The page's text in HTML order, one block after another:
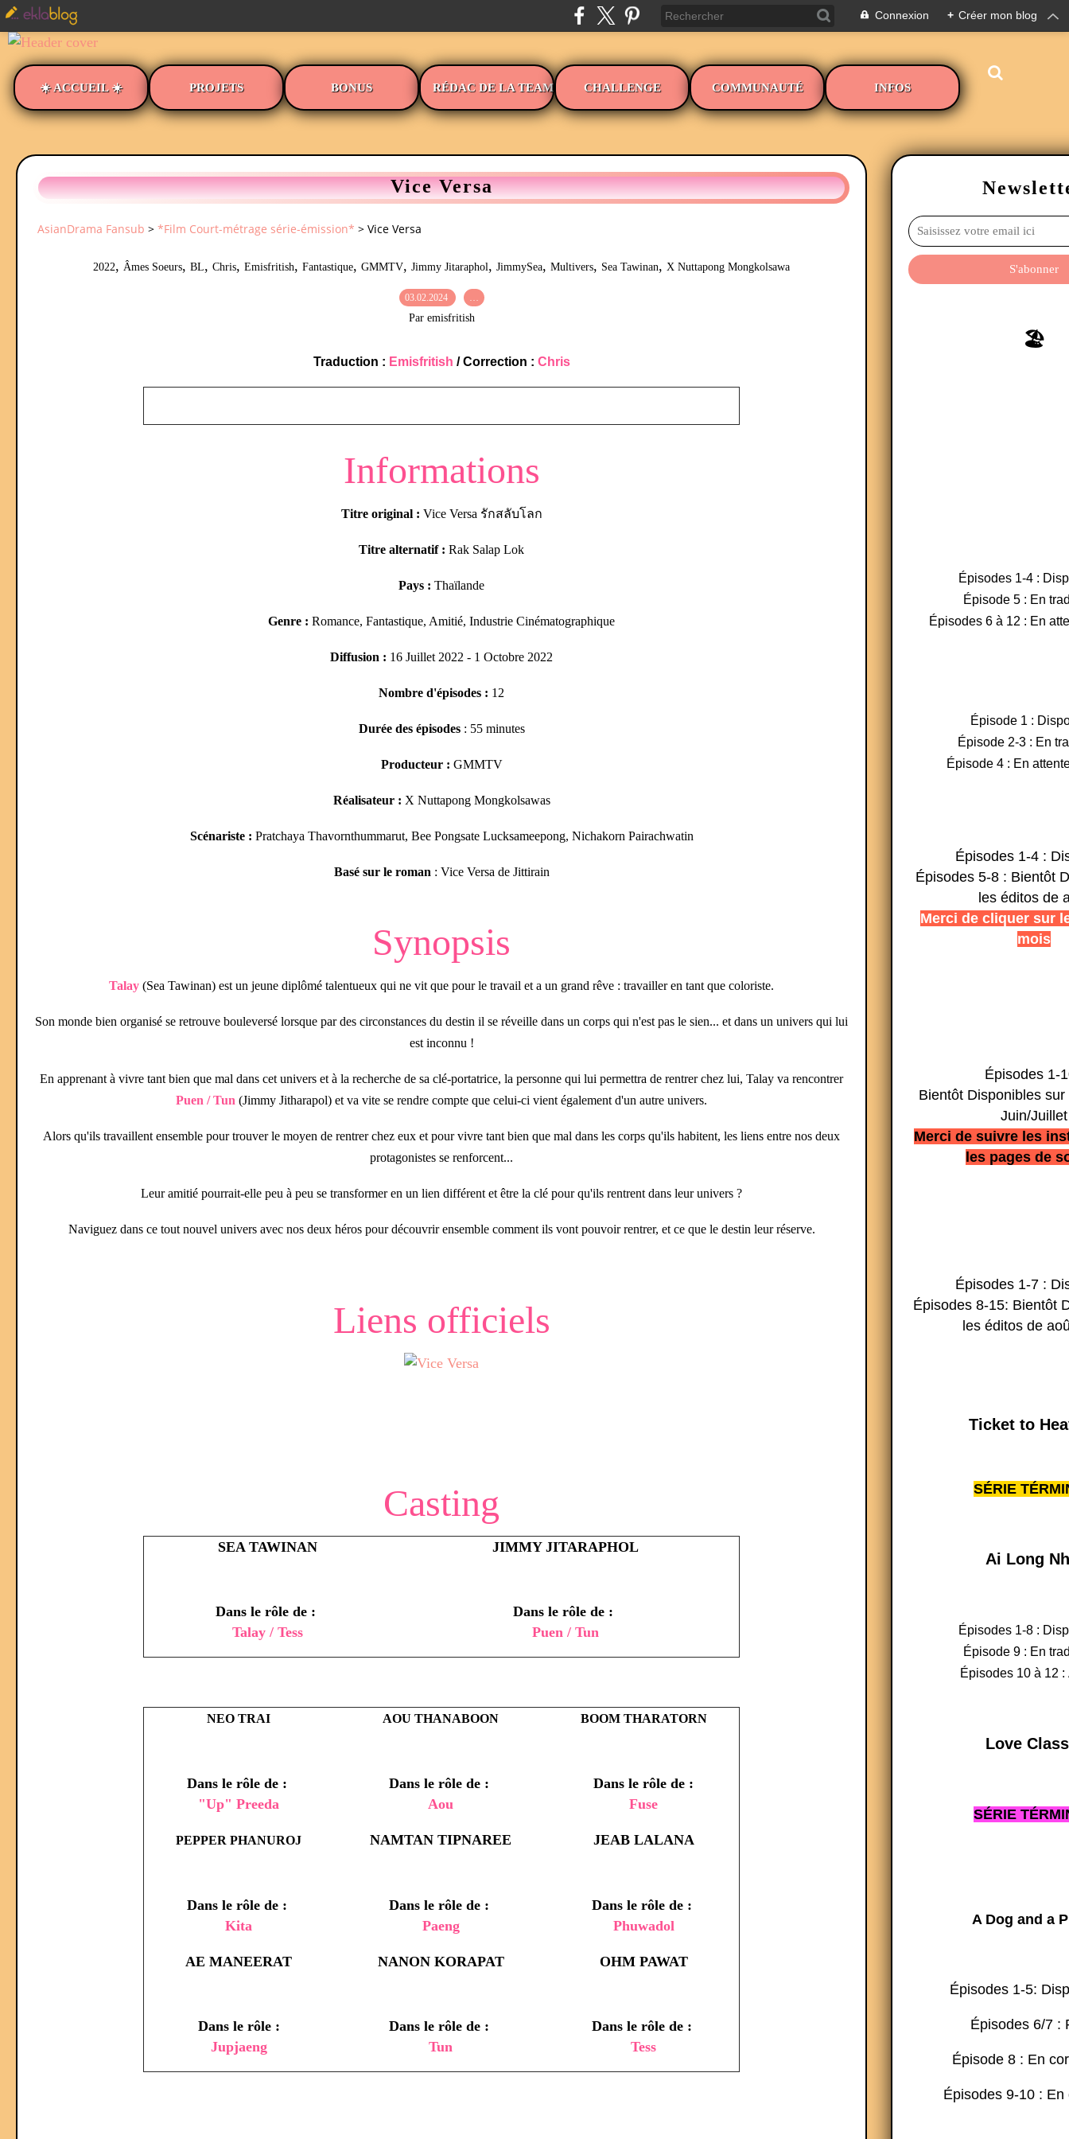
Connexion + Créer mon blog
☀️ ACCUEIL ☀️ PROJETS BONUS RÉDAC DE LA TEAM CHALLENGE COMMUNAUTÉ INFOS
Vice Versa
AsianDrama Fansub > *Film Court-métrage série-émission* > Vice Versa
2022, Âmes Soeurs, BL, Chris, Emisfritish, Fantastique, GMMTV, Jimmy Jitaraphol , JimmySea, Multivers, Sea Tawinan, X Nuttapong Mongkolsawa
03.02.2024
Par emisfritish
Traduction : Emisfritish / Correction : Chris
Informations
Titre original : Vice Versa รักสลับโลก
Titre alternatif : Rak Salap Lok
Pays : Thaïlande
Genre : Romance, Fantastique, Amitié, Industrie Cinématographique
Diffusion : 16 Juillet 2022 - 1 Octobre 2022
Nombre d'épisodes : 12
Durée des épisodes: 55 minutes
Producteur : GMMTV
Réalisateur : X Nuttapong Mongkolsawas
Scénariste : Pratchaya Thavornthummarut, Bee Pongsate Lucksameepong, Nichakorn Pairachwatin
Basé sur le roman : Vice Versa de Jittirain
Synopsis
Talay (Sea Tawinan) est un jeune diplômé talentueux qui ne vit que pour le travail et a un grand rêve : travailler en tant que coloriste.
Son monde bien organisé se retrouve bouleversé lorsque par des circonstances du destin il se réveille dans un corps qui n'est pas le sien... et dans un univers qui lui
est inconnu !
En apprenant à vivre tant bien que mal dans cet univers et à la recherche de sa clé-portatrice, la personne qui lui permettra de rentrer chez lui, Talay va rencontrer
Puen / Tun (Jimmy Jitharapol) et va vite se rendre compte que celui-ci vient également d'un autre univers.
Alors qu'ils travaillent ensemble pour trouver le moyen de rentrer chez eux et pour vivre tant bien que mal dans les corps qu'ils habitent, les liens entre nos deux
protagonistes se renforcent...
Leur amitié pourrait-elle peu à peu se transformer en un lien différent et être la clé pour qu'ils rentrent dans leur univers ?
Naviguez dans ce tout nouvel univers avec nos deux héros pour découvrir ensemble comment ils vont pouvoir rentrer, et ce que le destin leur réserve.
Liens officiels
Casting
SEA TAWINAN JIMMY JITARAPHOL
Dans le rôle de :
Talay / Tess
Dans le rôle de :
Puen / Tun
NEO TRAI AOU THANABOON BOOM THARATORN
Dans le rôle de :
"Up" Preeda
Dans le rôle de :
Aou
Dans le rôle de :
Fuse
PEPPER PHANUROJ NAMTAN TIPNAREE JEAB LALANA
Dans le rôle de :
Kita
Dans le rôle de :
Paeng
Dans le rôle de :
Phuwadol
AE MANEERAT NANON KORAPAT OHM PAWAT
Dans le rôle :
Jupjaeng
Dans le rôle de :
Tun
Dans le rôle de :
Tess
🏖️
Épisodes 1-4 :
Épisode 5 : En
Épisodes 6 à 12 : En
Épisode 1 :
Épisode 2-3 : En
Épisode 4 : En
Épisodes 1-4 :
Épisodes 5-8 : Bientôt
les éditos de
Merci de cliquer sur
mois
Épisodes 1-
Bientôt Disponibles
Juin/Juillet
Merci de suivre les
les pages de
Épisodes 1-7 :
Épisodes 8-15: Bientôt
les éditos de
Ticket to
SÉRIE
Ai Long
Épisodes 1-8 :
Épisode 9 : En
Épisodes 10 à 12 :
Love
SÉRIE
A Dog and a
Épisodes 1-5:
Épisodes 6/7 :
Épisode 8 : En
Épisodes 9-10 :